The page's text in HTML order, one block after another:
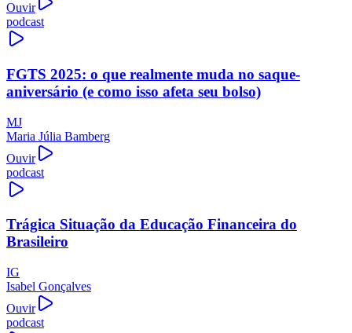
Ouvir
podcast
FGTS 2025: o que realmente muda no saque-
aniversário (e como isso afeta seu bolso)
MJ
Maria Júlia Bamberg
Ouvir
podcast
Trágica Situação da Educação Financeira do
Brasileiro
IG
Isabel Gonçalves
Ouvir
podcast